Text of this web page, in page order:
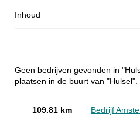
Inhoud
Geen bedrijven gevonden in
plaatsen in de buurt van "Hulsel".
109.81 km Bedrijf